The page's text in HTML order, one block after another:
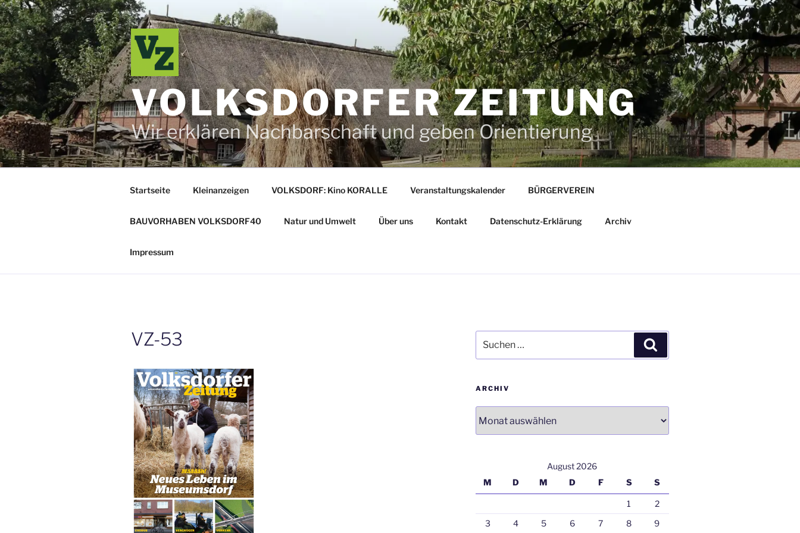
Zum
Inhalt
springen
VOLKSDORFER ZEITUNG
Wir erklären Nachbarschaft und geben Orientierung
Startseite Kleinanzeigen VOLKSDORF: Kino KORALLE Veranstaltungskalender BÜRGERVEREIN
BAUVORHABEN VOLKSDORF40 Natur und Umwelt Über uns Kontakt Datenschutz-Erklärung Archiv
Impressum
VZ-53
nach:
ARCHIV
August 2026
M
D M D F S S
1
2
3
4 5 6 7 8 9